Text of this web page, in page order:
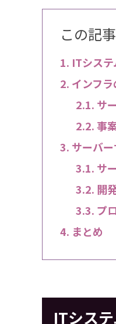
この記
ITシス
インフ
サ
事
サーバ
サ
開
プ
まとめ
ITシス